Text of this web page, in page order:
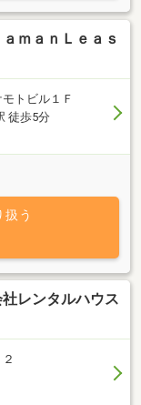
ｍａｎＬｅａｓ
トビル１Ｆ
徒歩5分
う
レンタルハウス